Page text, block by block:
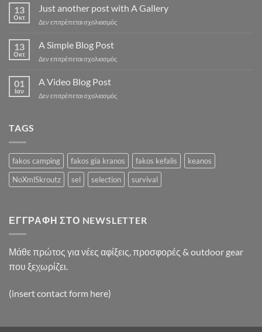
to
13
Οκτ
Just another post with A Gallery
Δεν επιτρέπεται σχολιασμόςστο
with
13
Οκτ
A Simple Blog Post
Δεν επιτρέπεται σχολιασμόςστο
Post
01
Ιαν
A Video Blog Post
Δεν επιτρέπεται σχολιασμόςστο
TAGS
fakos camping fakos gia kranos fakos kefalis
keanos
NoXmlSkroutz
sel selection survival
ΕΓΓΡΑΦΉ ΣΤΟ NEWSLETTER
Μάθε πρώτος για νέες αφίξεις, προσφορές & outdoor gear
που ξεχωρίζει.
(insert contact form here)